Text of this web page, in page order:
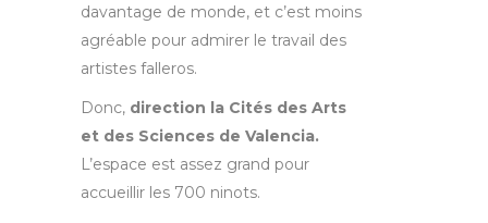
davantage de monde, et c’est moins
agréable pour admirer le travail des
artistes falleros.
Donc, direction la Cités des Arts
et des Sciences de Valencia.
L’espace est assez grand pour
accueillir les 700 ninots.